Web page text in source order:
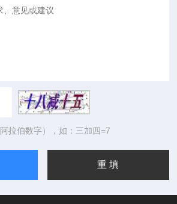
拉伯数字），如：三加四=7